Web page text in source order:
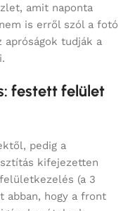
amit naponta
is erről szól a fotó
apróságok tudják a
festett felület
pedig a
kifejezetten
(a 3
abban, hogy a front